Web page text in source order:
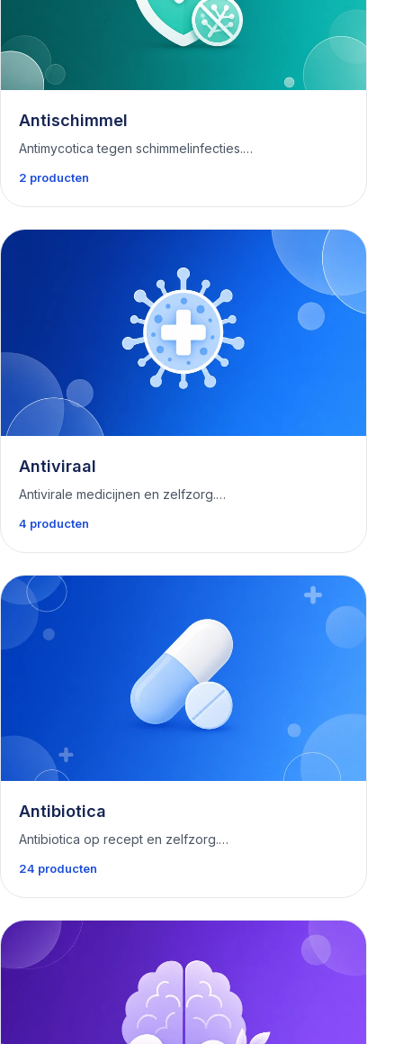
Antischimmel
Antimycotica tegen schimmelinfecties.…
2 producten
Antiviraal
Antivirale medicijnen en zelfzorg.…
4 producten
Antibiotica
Antibiotica op recept en zelfzorg.…
24 producten